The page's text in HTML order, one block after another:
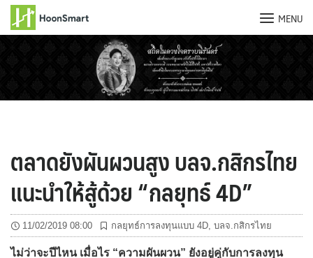
MENU
ตลาดยังผันผวนสูง บลจ.กสิกรไทย
แนะนำให้สู้ด้วย “กลยุทธ์ 4D”
11/02/2019 08:00 กลยุทธ์การลงทุนแบบ 4D บลจ.กสิกรไทย
ไม่ว่าจะปีไหน เมื่อไร “ความผันผวน” ยังอยู่คู่กับการลงทุน